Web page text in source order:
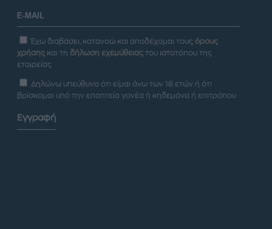
Έχω διαβάσει, κατανοώ και αποδέχομαι τους όρους
χρήσης και τη δήλωση εχεμύθειας του ιστοτόπου της
εταιρείας
Δηλώνω υπεύθυνα ότι είμαι άνω των 18 ετών ή ότι
βρίσκομαι υπό την εποπτεία γονέα ή κηδεμόνα ή επιτρόπου
Εγγραφή